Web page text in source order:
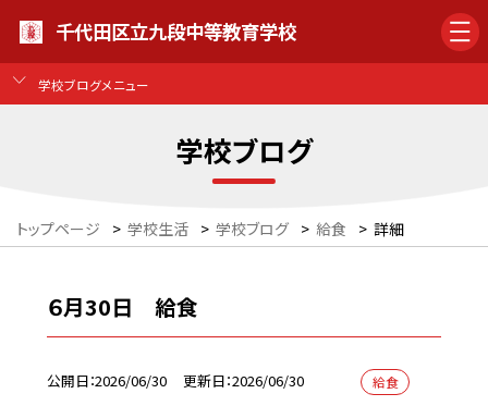
千代田区立九段中等教育学校
学校ブログメニュー
学校ブログ
トップページ > 学校生活 > 学校ブログ > 給食 > 詳細
６月30日 給食
公開日 2026/06/30 更新日 2026/06/30 給食